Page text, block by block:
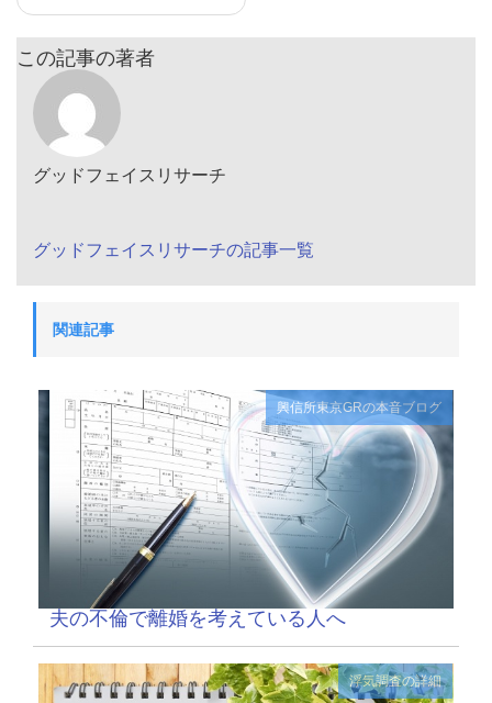
この記事の著者
グッドフェイスリサーチ
グッドフェイスリサーチの記事一覧
関連記事
興信所東京GRの本音ブログ
夫の不倫で離婚を考えている人へ
浮気調査の詳細